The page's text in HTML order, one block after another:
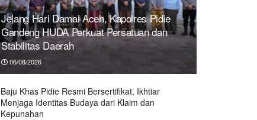
Jelang Hari Damai Aceh, Kapolres Pidie
Gandeng HUDA Perkuat Persatuan dan
Stabilitas Daerah
06/08/2026
Baju Khas Pidie Resmi Bersertifikat, Ikhtiar
Menjaga Identitas Budaya dari Klaim dan
Kepunahan